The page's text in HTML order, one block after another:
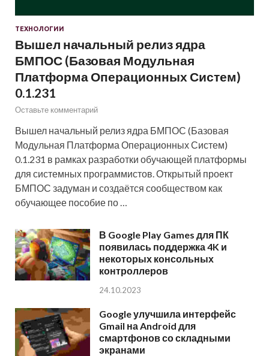
ТЕХНОЛОГИИ
Вышел начальный релиз ядра
БМПОС (Базовая Модульная
Платформа Операционных Систем)
0.1.231
Оставьте комментарий
Вышел начальный релиз ядра БМПОС (Базовая
Модульная Платформа Операционных Систем)
0.1.231 в рамках разработки обучающей платформы
для системных программистов. Открытый проект
БМПОС задуман и создаётся сообществом как
обучающее пособие по …
В Google Play Games для ПК
появилась поддержка 4K и
некоторых консольных
контроллеров
24.10.2023
Google улучшила интерфейс
Gmail на Android для
смартфонов со складными
экранами